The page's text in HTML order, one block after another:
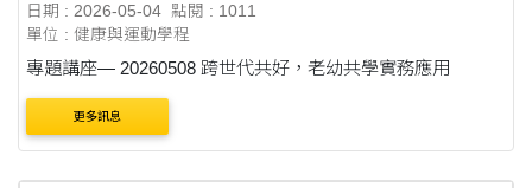
日期 : 2026-05-04 點閱 : 1011
單位 : 健康與運動學程
專題講座— 20260508 跨世代共好，老幼共學實務應用
更多訊息